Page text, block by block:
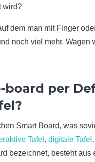
wird?
dem man mit Finger
noch viel mehr. Wagen
board per
Smart Board, was
Tafel, digitale
bezeichnet, besteht aus